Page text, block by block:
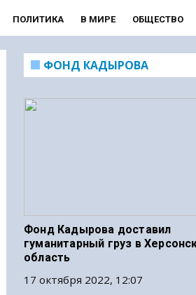
ПОЛИТИКА В МИРЕ ОБЩЕСТВО
ФОНД КАДЫРОВА
Фонд Кадырова доставил
гуманитарный груз в
область
17 октября 2022, 12:07